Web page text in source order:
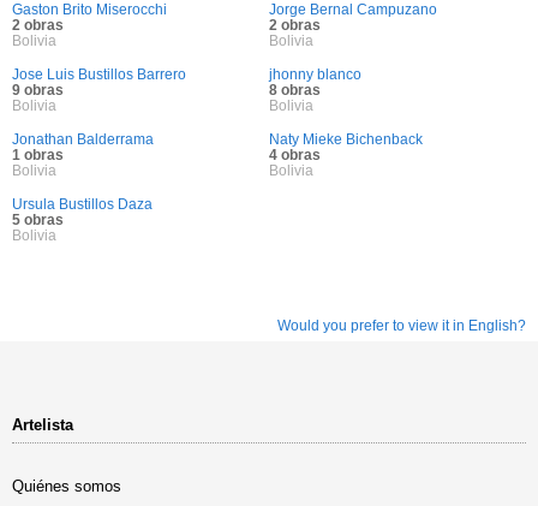
Gaston Brito Miserocchi
2 obras
Bolivia
Jorge Bernal Campuzano
2 obras
Bolivia
Jose Luis Bustillos Barrero
9 obras
Bolivia
jhonny blanco
8 obras
Bolivia
Jonathan Balderrama
1 obras
Bolivia
Naty Mieke Bichenback
4 obras
Bolivia
Ursula Bustillos Daza
5 obras
Bolivia
Would you prefer to view it in English?
Artelista
Quiénes somos